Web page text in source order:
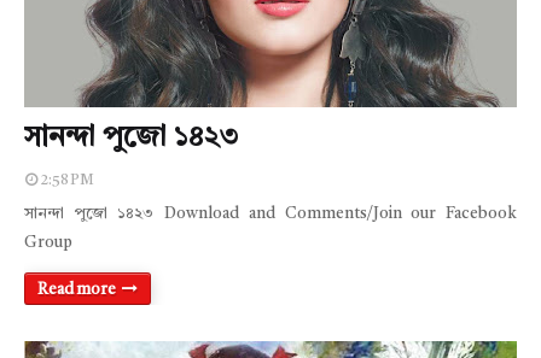
সানন্দা পুজো ১৪২৩
2:58 PM
সানন্দা পুজো ১৪২৩ Download and Comments/Join our Facebook
Group
Read more